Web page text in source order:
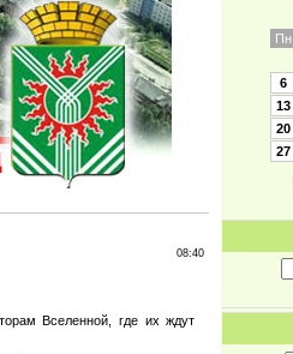
08:40
Вселенной, где их ждут
Пн
6
13
20
27